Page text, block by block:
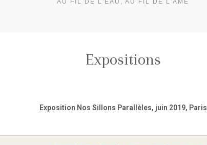
AU FIL DE L'EAU, AU FIL DE L'ÂME
Expositions
Exposition Nos Sillons Parallèles, juin 2019, Paris